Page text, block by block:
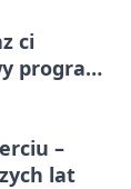
ci
program
–
lat